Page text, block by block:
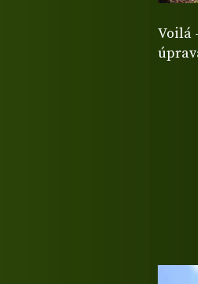
Voilá